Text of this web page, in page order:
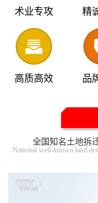
术业专攻 精
高质高效 品
全国知名土地拆
National well-known land